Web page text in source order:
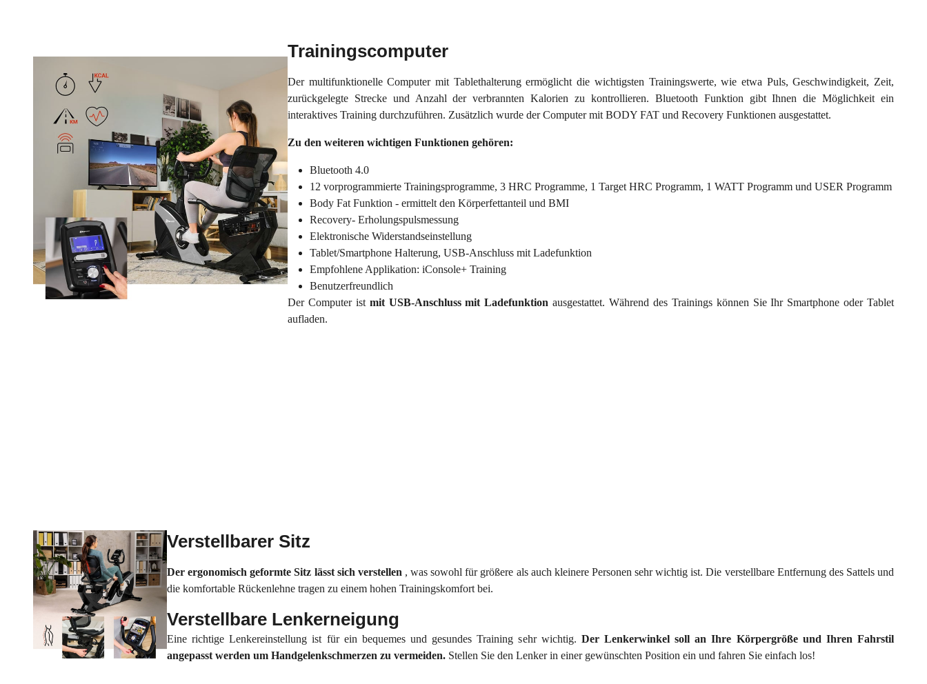
Trainingscomputer
Der multifunktionelle Computer mit Tablethalterung ermöglicht die wichtigsten Trainingswerte, wie etwa Puls, Geschwindigkeit, Zeit,
zurückgelegte Strecke und Anzahl der verbrannten Kalorien zu kontrollieren. Bluetooth Funktion gibt Ihnen die Möglichkeit ein
interaktives Training durchzuführen. Zusätzlich wurde der Computer mit BODY FAT und Recovery Funktionen ausgestattet.
Zu den weiteren wichtigen Funktionen gehören:
Bluetooth 4.0
12 vorprogrammierte Trainingsprogramme, 3 HRC Programme, 1 Target HRC Programm, 1 WATT Programm und USER Programm
Body Fat Funktion - ermittelt den Körperfettanteil und BMI
Recovery- Erholungspulsmessung
Elektronische Widerstandseinstellung
Tablet/Smartphone Halterung, USB-Anschluss mit Ladefunktion
Empfohlene Applikation: iConsole+ Training
Benutzerfreundlich
Der Computer ist mit USB-Anschluss mit Ladefunktionausgestattet. Während des Trainings können Sie Ihr Smartphone oder Tablet
aufladen.
Verstellbarer Sitz
Der ergonomisch geformte Sitz lässt sich verstellen , was sowohl für größere als auch kleinere Personen sehr wichtig ist. Die verstellbare Entfernung des Sattels und
die komfortable Rückenlehne tragen zu einem hohen Trainingskomfort bei.
Verstellbare Lenkerneigung
Eine richtige Lenkereinstellung ist für ein bequemes und gesundes Training sehr wichtig. Der Lenkerwinkel soll an Ihre Körpergröße und Ihren Fahrstil
angepasst werden um Handgelenkschmerzen zu vermeiden. Stellen Sie den Lenker in einer gewünschten Position ein und fahren Sie einfach los!